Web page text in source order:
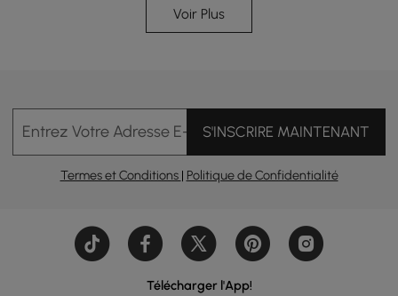
Voir Plus
Entrez Votre Adresse E-mailS'INSCRIRE MAINTENANT
Termes et Conditions | Politique de Confidentialité
Télécharger l'App!